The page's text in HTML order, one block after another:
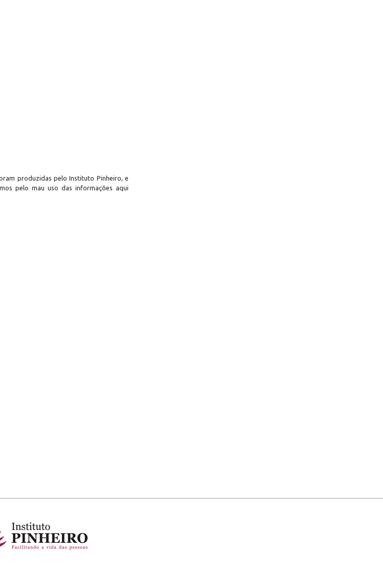
produzidas pelo Instituto Pinheiro, e
pelo mau uso das informações aqui